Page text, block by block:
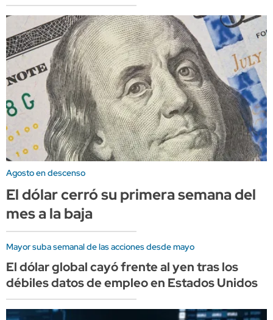
Agosto en descenso
El dólar cerró su primera semana del
mes a la baja
Mayor suba semanal de las acciones desde mayo
El dólar global cayó frente al yen tras los
débiles datos de empleo en Estados Unidos